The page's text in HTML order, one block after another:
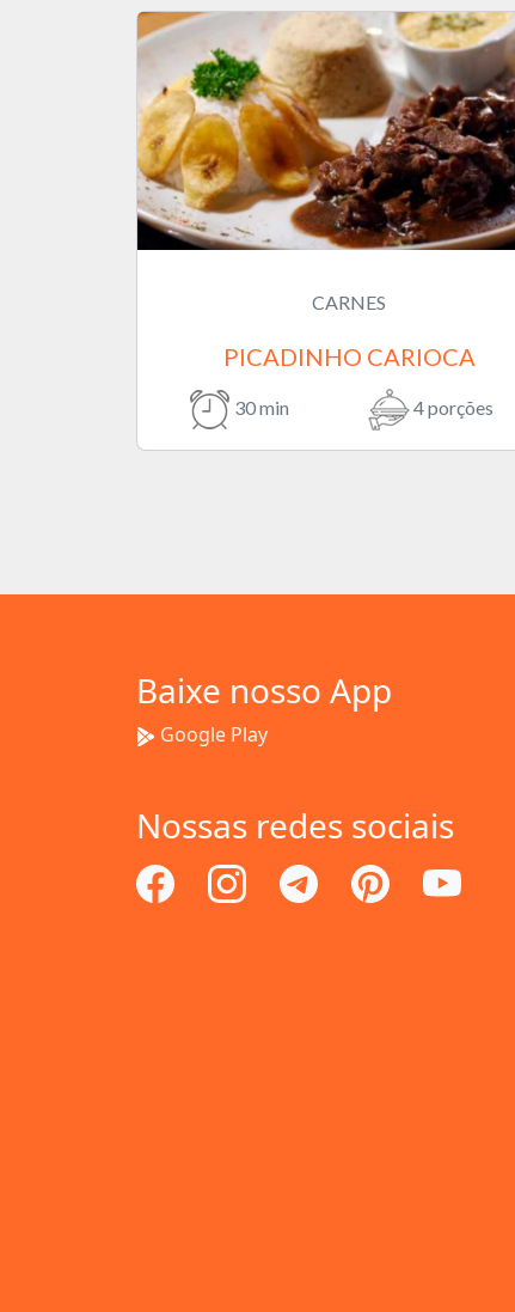
CARNES
PICADINHO CARIOCA
30 min 4 porções
Baixe nosso App
Google Play
Nossas redes sociais